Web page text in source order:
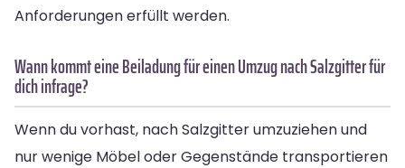
Anforderungen erfüllt werden.
Wann kommt eine Beiladung für einen Umzug nach Salzgitter für
dich infrage?
Wenn du vorhast, nach Salzgitter umzuziehen und
nur wenige Möbel oder Gegenstände transportieren